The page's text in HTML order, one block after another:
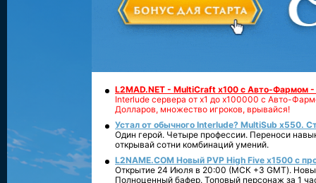
L2MAD.NET - MultiCraft x100 с Авто-Фармом
Interlude сервера от х1 до х100000 с Авто-
Долларов, множество игроков, врывайся!
Устал от обычного Interlude? MultiSub x550.
Один герой. Четыре профессии. Переноси
открывай сотни комбинаций умений.
L2NAME.COM Новый PVP High Five x1500 с
Открытие 24 Июля в 20:00 (МСК +3 GMT).
Полноценный бафер. Топовый персонаж за 1